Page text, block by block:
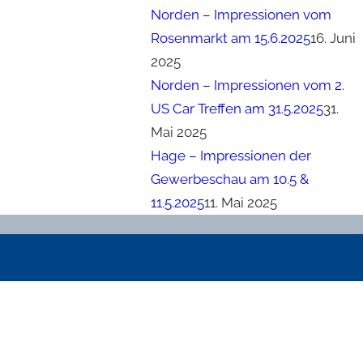
Norden – Impressionen vom
Rosenmarkt am 15.6.202516. Juni
2025
Norden – Impressionen vom 2.
US Car Treffen am 31.5.202531.
Mai 2025
Hage – Impressionen der
Gewerbeschau am 10.5 &
11.5.202511. Mai 2025